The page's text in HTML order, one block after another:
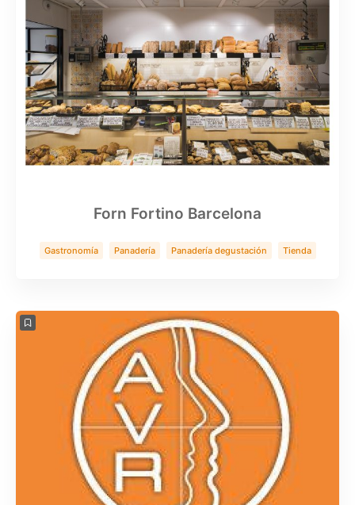
Forn Fortino Barcelona
Gastronomía Panadería Panadería degustación Tienda